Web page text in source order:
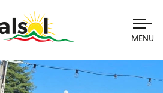
MENU